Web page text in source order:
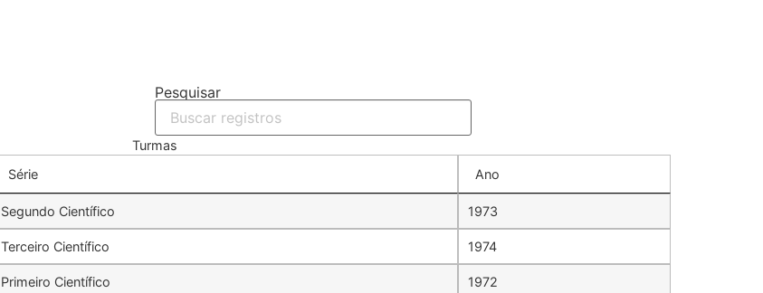
Pesquisar
Turmas
Série Ano
Segundo Científico 1973
Terceiro Científico 1974
Primeiro Científico 1972